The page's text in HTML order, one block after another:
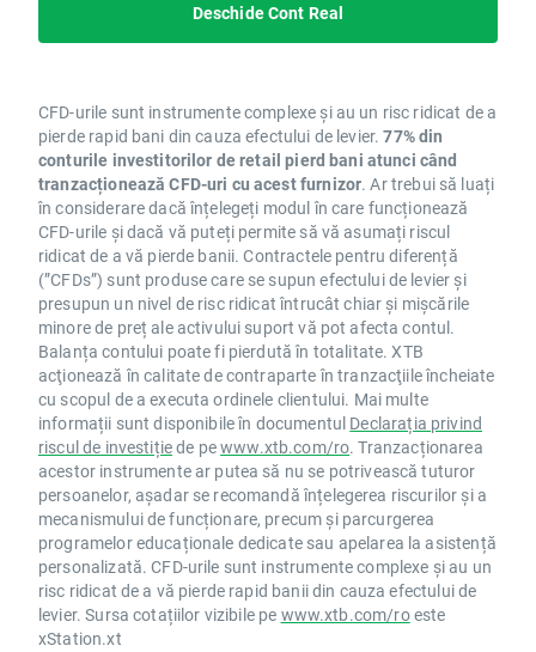
Deschide Cont Real
CFD-urile sunt instrumente complexe și au un risc ridicat de a
pierde rapid bani din cauza efectului de levier.77% din
conturile investitorilor de retail pierd bani atunci când
tranzacționează CFD-uri cu acest furnizor. Ar trebui să luați
în considerare dacă înțelegeți modul în care funcționează
CFD-urile și dacă vă puteți permite să vă asumați riscul
ridicat de a vă pierde banii. Contractele pentru diferență
(”CFDs”) sunt produse care se supun efectului de levier și
presupun un nivel de risc ridicat întrucât chiar și mișcările
minore de preț ale activului suport vă pot afecta contul.
Balanța contului poate fi pierdută în totalitate. XTB
acţionează în calitate de contraparte în tranzacţiile încheiate
cu scopul de a executa ordinele clientului. Mai multe
informații sunt disponibile în documentul Declarația privind
riscul de investițiede pewww.xtb.com/ro. Tranzacționarea
acestor instrumente ar putea să nu se potrivească tuturor
persoanelor, așadar se recomandă înțelegerea riscurilor și a
mecanismului de funcționare, precum și parcurgerea
programelor educaționale dedicate sau apelarea la asistență
personalizată. CFD-urile sunt instrumente complexe și au un
risc ridicat de a vă pierde rapid banii din cauza efectului de
levier. Sursa cotațiilor vizibile pe www.xtb.com/roeste
xStation.xt